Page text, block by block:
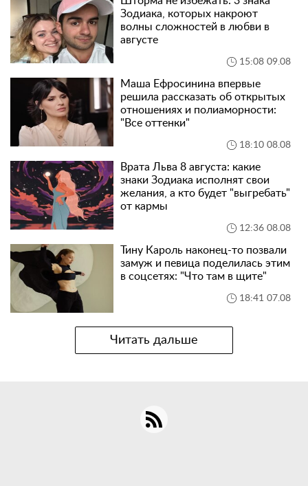
Зодиака, которых накроют
волны сложностей в любви в
августе
15:08 09.08
Маша Ефросинина впервые
решила рассказать об открытых
отношениях и полиаморности:
"Все оттенки"
18:10 08.08
Врата Льва 8 августа: какие
знаки Зодиака исполнят свои
желания, а кто будет "выгребать"
от кармы
12:36 08.08
Тину Кароль наконец-то позвали
замуж и певица поделилась этим
в соцсетях: "Что там в щите"
18:41 07.08
Читать дальше